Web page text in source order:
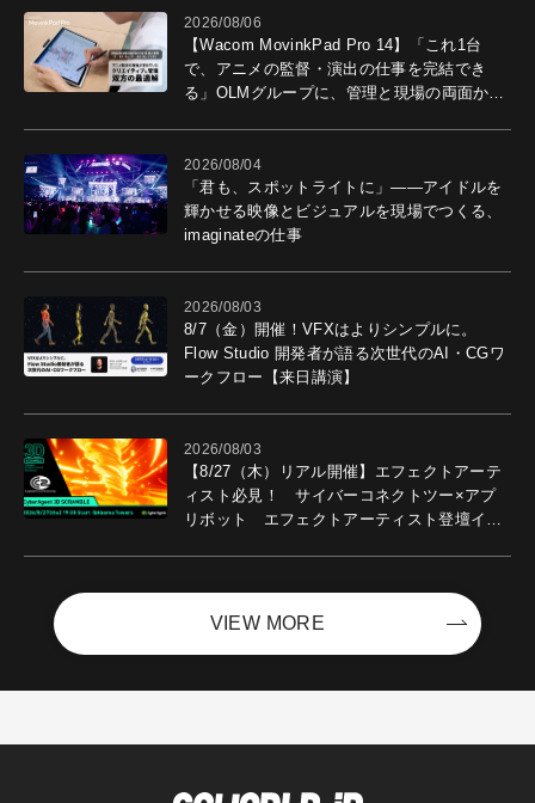
2026/08/06
【Wacom MovinkPad Pro 14】「これ1台
で、アニメの監督・演出の仕事を完結でき
る」OLMグループに、管理と現場の両面から
2026/08/04
「君も、スポットライトに」――アイドルを
輝かせる映像とビジュアルを現場でつくる、
imaginateの仕事
2026/08/03
8/7（金）開催！VFXはよりシンプルに。
Flow Studio 開発者が語る次世代のAI・CGワ
ークフロー【来日講演】
2026/08/03
【8/27（木）リアル開催】エフェクトアーテ
ィスト必見！ サイバーコネクトツー×アプ
リボット エフェクトアーティスト登壇イベ
VIEW MORE